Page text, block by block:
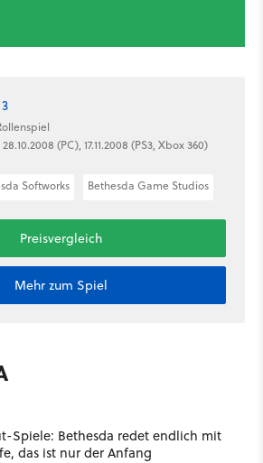
(PC), 17.11.2008 (PS3, Xbox 360)
Softworks Bethesda Game Studios
Preisvergleich
Mehr zum Spiel
Spiele: Bethesda redet endlich mit
das ist nur der Anfang